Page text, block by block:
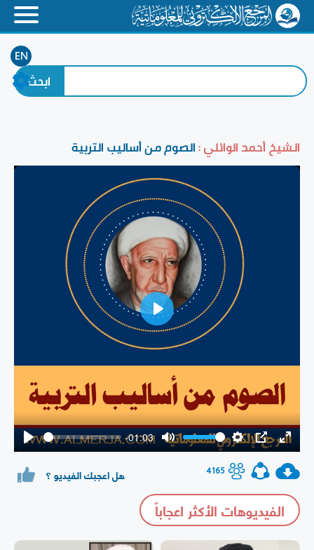
EN
الشيخ أحمد الوائلي :الصوم من أساليب التربية
Play
-01:03
Mute
Settings
PIP Enter
Play
4165 هل اعجبك الفيديو ؟
الفيديوهات الأكثر اعجاباً